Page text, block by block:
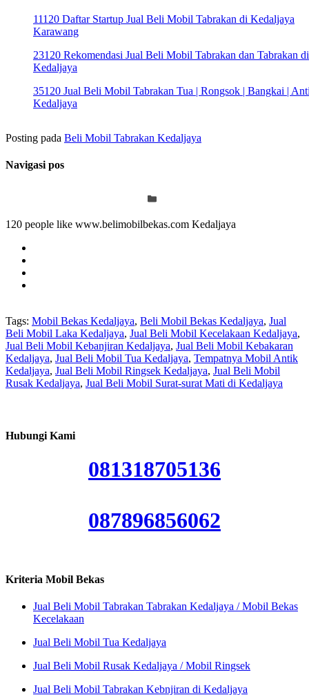
11120 Daftar Startup Jual Beli Mobil Tabrakan di Kedaljaya
Karawang
23120 Rekomendasi Jual Beli Mobil Tabrakan dan Tabrakan di
Kedaljaya
35120 Jual Beli Mobil Tabrakan Tua | Rongsok | Bangkai |
Kedaljaya
Posting pada Beli Mobil Tabrakan Kedaljaya
Navigasi pos
120 people like www.belimobilbekas.com Kedaljaya
Tags: Mobil Bekas Kedaljaya, Beli Mobil Bekas Kedaljaya, Jual
Beli Mobil Laka Kedaljaya, Jual Beli Mobil Kecelakaan Kedaljaya,
Jual Beli Mobil Kebanjiran Kedaljaya, Jual Beli Mobil Kebakaran
Kedaljaya, Jual Beli Mobil Tua Kedaljaya, Tempatnya Mobil Antik
Kedaljaya, Jual Beli Mobil Ringsek Kedaljaya, Jual Beli Mobil
Rusak Kedaljaya, Jual Beli Mobil Surat-surat Mati di Kedaljaya
Hubungi Kami
081318705136
087896856062
Kriteria Mobil Bekas
Jual Beli Mobil Tabrakan Tabrakan Kedaljaya / Mobil Bekas
Kecelakaan
Jual Beli Mobil Tua Kedaljaya
Jual Beli Mobil Rusak Kedaljaya / Mobil Ringsek
Jual Beli Mobil Tabrakan Kebnjiran di Kedaljaya